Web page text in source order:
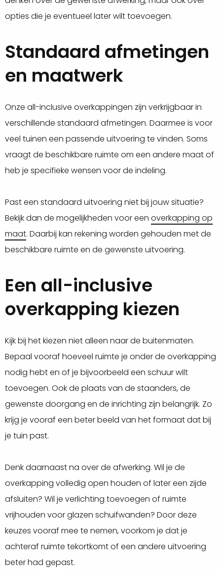
opties die je eventueel later wilt toevoegen.
Standaard afmetingen
en maatwerk
Onze all-inclusive overkappingen zijn verkrijgbaar in
verschillende standaard afmetingen. Daarmee is voor
veel tuinen een passende uitvoering te vinden. Soms
vraagt de beschikbare ruimte om een andere maat of
heb je specifieke wensen voor de indeling.
Past een standaard uitvoering niet bij jouw situatie?
Bekijk dan de mogelijkheden voor een overkapping op
maat. Daarbij kan rekening worden gehouden met de
beschikbare ruimte en de gewenste uitvoering.
Een all-inclusive
overkapping kiezen
Kijk bij het kiezen niet alleen naar de buitenmaten.
Bepaal vooraf hoeveel ruimte je onder de overkapping
nodig hebt en of je bijvoorbeeld een schuur wilt
toevoegen. Ook de plaats van de staanders, de
gewenste doorgang en de inrichting zijn belangrijk. Zo
krijg je vooraf een beter beeld van het formaat dat bij
je tuin past.
Denk daarnaast na over de afwerking. Wil je de
overkapping volledig open houden of later een zijde
afsluiten? Wil je verlichting toevoegen of ruimte
vrijhouden voor glazen schuifwanden? Door deze
keuzes vooraf mee te nemen, voorkom je dat je
achteraf ruimte tekortkomt of een andere uitvoering
beter had gepast.